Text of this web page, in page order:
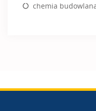
chemia